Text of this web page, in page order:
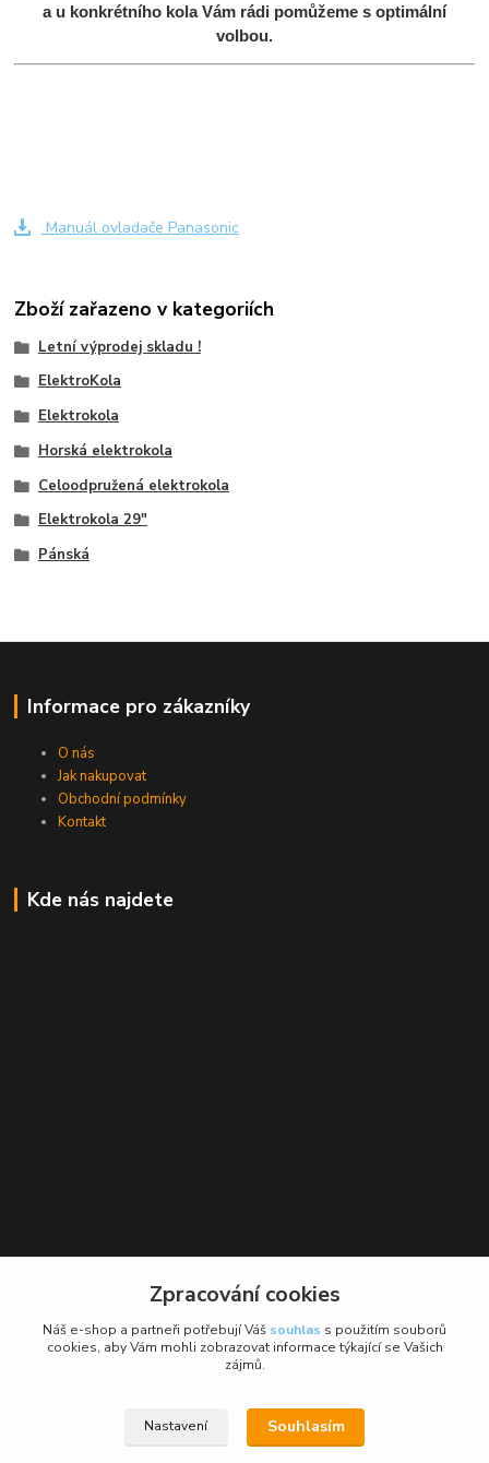
a u konkrétního kola Vám rádi pomůžeme s optimální
volbou.
Manuál ovladače Panasonic
Zboží zařazeno v kategoriích
Letní výprodej skladu !
ElektroKola
Elektrokola
Horská elektrokola
Celoodpružená elektrokola
Elektrokola 29"
Pánská
Informace pro zákazníky
O nás
Jak nakupovat
Obchodní podmínky
Kontakt
Kde nás najdete
BikeForce.cz
info@bikeforce.cz
Zpracování cookies
Náš e-shop a partneři potřebují Váš souhlas s použitím souborů
cookies, aby Vám mohli zobrazovat informace týkající se Vašich
zájmů.
Nastavení Souhlasím